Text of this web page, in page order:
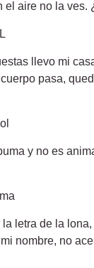
el aire no la ves.
llevo mi
pasa,
y no es
la letra de la
nombre, no